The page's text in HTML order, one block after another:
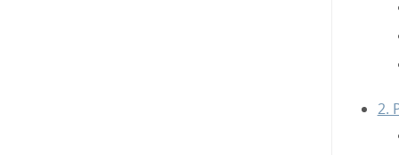
2.